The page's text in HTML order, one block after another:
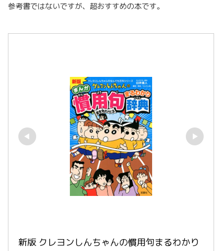
参考書ではないですが、超おすすめの本です。
新版 クレヨンしんちゃんの慣用句まるわかり